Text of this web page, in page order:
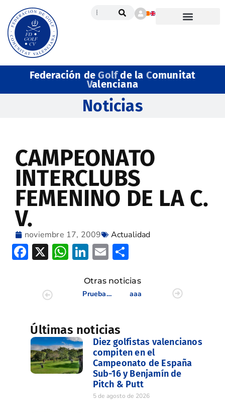
Federación deGolfde la Comunitat
Valenciana
Noticias
CAMPEONATO
INTERCLUBS
FEMENINO DE LA C.
V.
noviembre 17, 2009 Actualidad
Facebook
X WhatsApp
LinkedIn
Email
Otras noticias
Prueba título
aaa
Últimas noticias
Diez golfistas valencianos
compiten en el
Campeonato de España
Sub-16 y Benjamín de
Pitch & Putt
5 de agosto de 2026